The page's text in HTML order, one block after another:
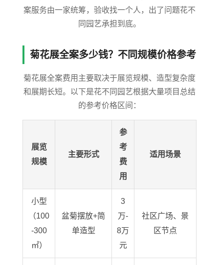
案服务由一家统筹，验收找一个人，出了问题花不
同园艺承担到底。
菊花展全案多少钱？不同规模价格参考
菊花展全案费用主要取决于展览规模、造型复杂度
和展期长短。以下是花不同园艺根据大量项目总结
的参考价格区间：
展览
规模
主要形式
参
考
费
用
适用场景
小型
（100
-300
㎡）
盆菊摆放+简
单造型
3
万-
8万
元
社区广场、景
区节点